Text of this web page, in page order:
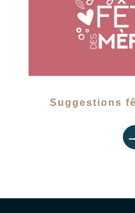
Suggestions